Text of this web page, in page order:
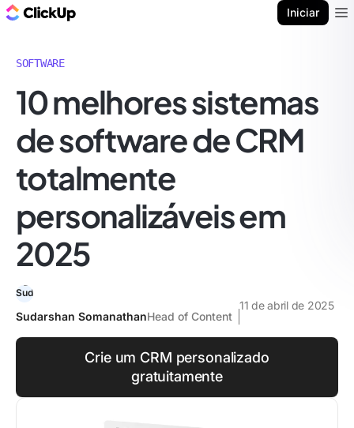
Iniciar
SOFTWARE
10 melhores sistemas
de software de CRM
totalmente
personalizáveis em
2025
Sudarshan SomanathanHead of Content
11 de abril de 2025
Crie um CRM personalizado
gratuitamente